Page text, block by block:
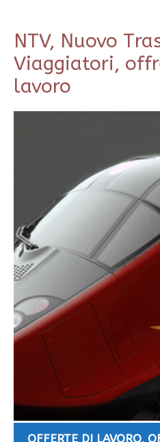
NTV, Nuovo
Viaggiatori,
lavoro
OFFERTE DI LAVORO,